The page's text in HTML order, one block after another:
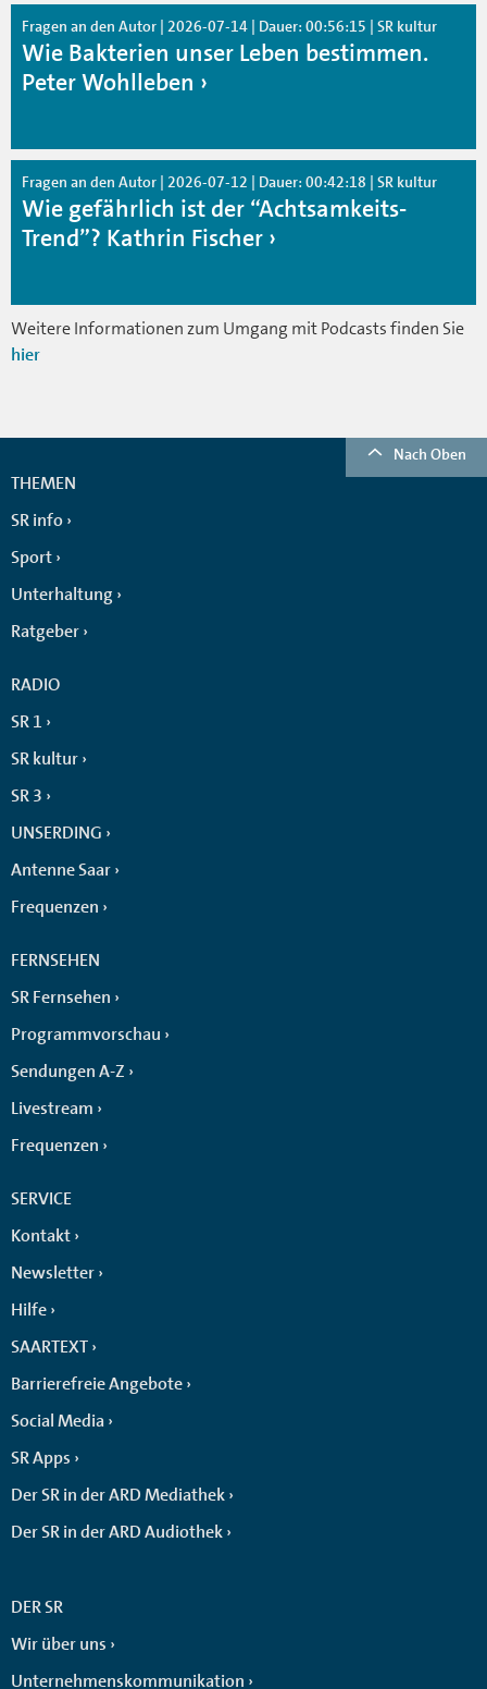
Fragen an den Autor | 2026-07-14 | Dauer: 00:56:15 | SR kultur
Wie Bakterien unser Leben bestimmen.
Peter Wohlleben
Fragen an den Autor | 2026-07-12 | Dauer: 00:42:18 | SR kultur
Wie gefährlich ist der “Achtsamkeits-
Trend”? Kathrin Fischer
Weitere Informationen zum Umgang mit Podcasts finden Sie
hier
Nach Oben
THEMEN
SR info
Sport
Unterhaltung
Ratgeber
RADIO
SR 1
SR kultur
SR 3
UNSERDING
Antenne Saar
Frequenzen
FERNSEHEN
SR Fernsehen
Programmvorschau
Sendungen A-Z
Livestream
Frequenzen
SERVICE
Kontakt
Newsletter
Hilfe
SAARTEXT
Barrierefreie Angebote
Social Media
SR Apps
Der SR in der ARD Mediathek
Der SR in der ARD Audiothek
DER SR
Wir über uns
Unternehmenskommunikation